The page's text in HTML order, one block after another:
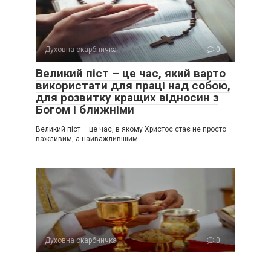
Духовна скарбничка 0
Великий піст – це час, який варто
використати для праці над собою,
для розвитку кращих відносин з
Богом і ближніми
Великий піст – це час, в якому Христос стає не просто
важливим, а найважливішим
Духовна скарбничка 0